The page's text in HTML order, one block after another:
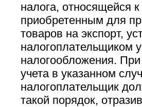
налога, относящейся
приобретенным для
товаров на экспорт,
налогоплательщиком
налогообложения.
учета в указанном
налогоплательщик
такой порядок,